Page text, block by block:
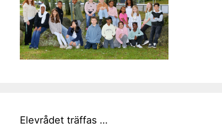
Elevrådet träffas …